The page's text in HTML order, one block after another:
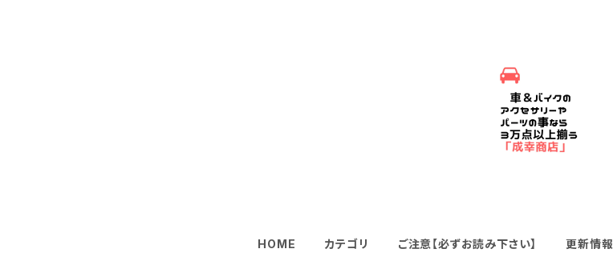
HOME カテゴリ ご注意【必ずお読み下さい】 更新情報